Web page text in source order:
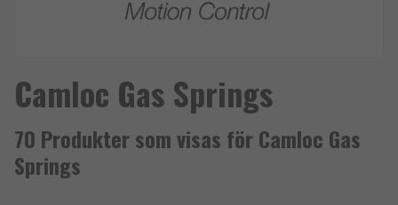
Camloc Gas Springs
70 Produkter som visas för Camloc Gas
Springs